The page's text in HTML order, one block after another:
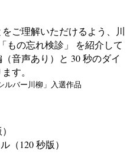
ご理解いただけるよう、川
もの忘れ検診」 を紹介して
音声あり）と 30 秒のダイ
す。
ルバー川柳」入選作品
（120 秒版）